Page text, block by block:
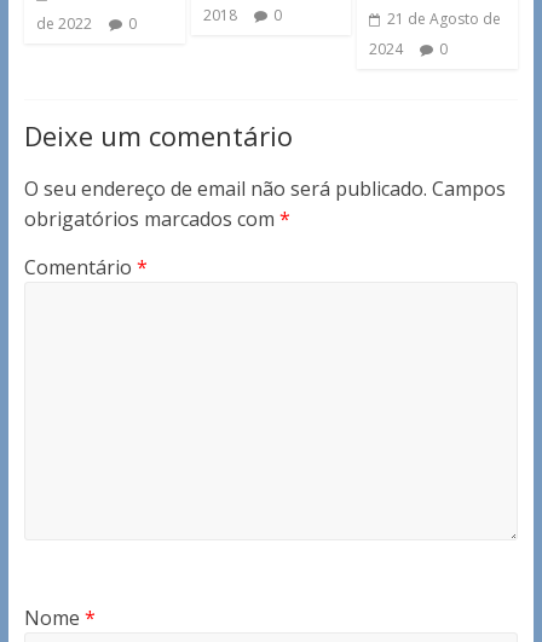
de 2022
0
2018
0
21 de Agosto de
2024
0
Deixe um comentário
O seu endereço de email não será publicado. Campos
obrigatórios marcados com *
Comentário *
Nome *